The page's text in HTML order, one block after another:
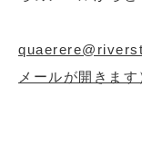
メールが開きます